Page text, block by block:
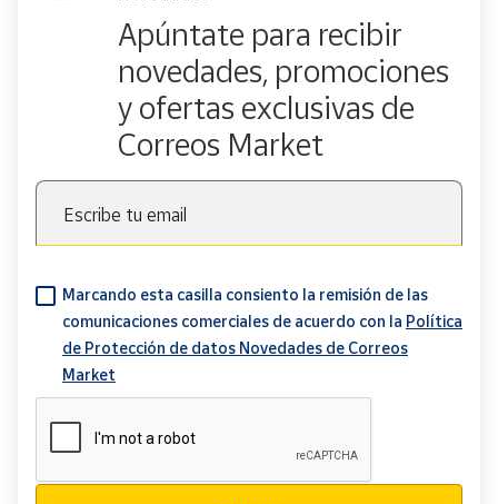
Apúntate para recibir
novedades, promociones
y ofertas exclusivas de
Correos Market
Escribe tu email
Marcando esta casilla consiento la remisión de las
comunicaciones comerciales de acuerdo con la Política
de Protección de datos Novedades de Correos
Market